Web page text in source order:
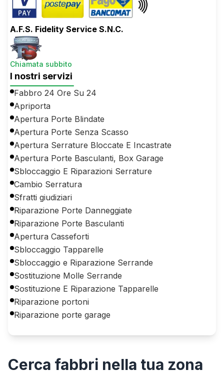
A.F.S. Fidelity Service S.N.C.
Chiamata subbito
I nostri servizi
Fabbro 24 Ore Su 24
Apriporta
Apertura Porte Blindate
Apertura Porte Senza Scasso
Apertura Serrature Bloccate E Incastrate
Apertura Porte Basculanti, Box Garage
Sbloccaggio E Riparazioni Serrature
Cambio Serratura
Sfratti giudiziari
Riparazione Porte Danneggiate
Riparazione Porte Basculanti
Apertura Casseforti
Sbloccaggio Tapparelle
Sbloccaggio e Riparazione Serrande
Sostituzione Molle Serrande
Sostituzione E Riparazione Tapparelle
Riparazione portoni
Riparazione porte garage
Cerca fabbri nella tua zona